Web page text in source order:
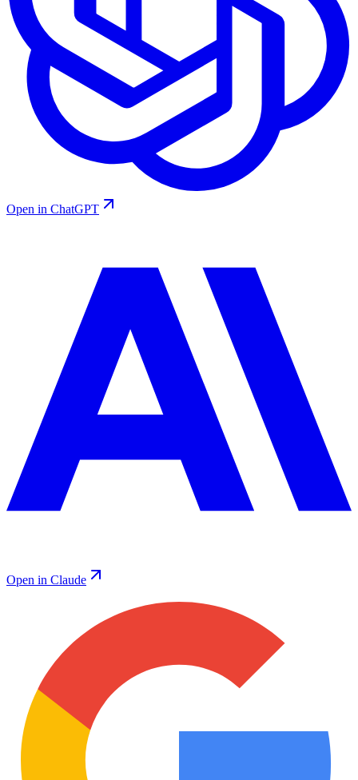
Open in ChatGPT
Open in Claude